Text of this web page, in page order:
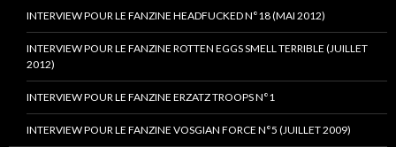
INTERVIEW POUR LE FANZINE HEADFUCKED N°18 (MAI 2012)
INTERVIEW POUR LE FANZINE ROTTEN EGGS SMELL TERRIBLE (JUILLET
2012)
INTERVIEW POUR LE FANZINE ERZATZ TROOPS N°1
INTERVIEW POUR LE FANZINE VOSGIAN FORCE N°5 (JUILLET 2009)